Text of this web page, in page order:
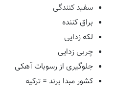
سفید کنندگی
براق کننده
لکه زدایی
چربی زدایی
جلوگیری از رسوبات آهکی
کشور مبدا برند = ترکیه